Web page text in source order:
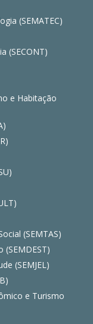
(SEMATEC)
(SECONT)
e Habitação
(SEMTAS)
(SEMDEST)
(SEMJEL)
e Turismo